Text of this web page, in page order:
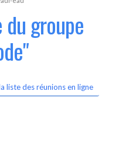
groupe
liste des réunions en ligne